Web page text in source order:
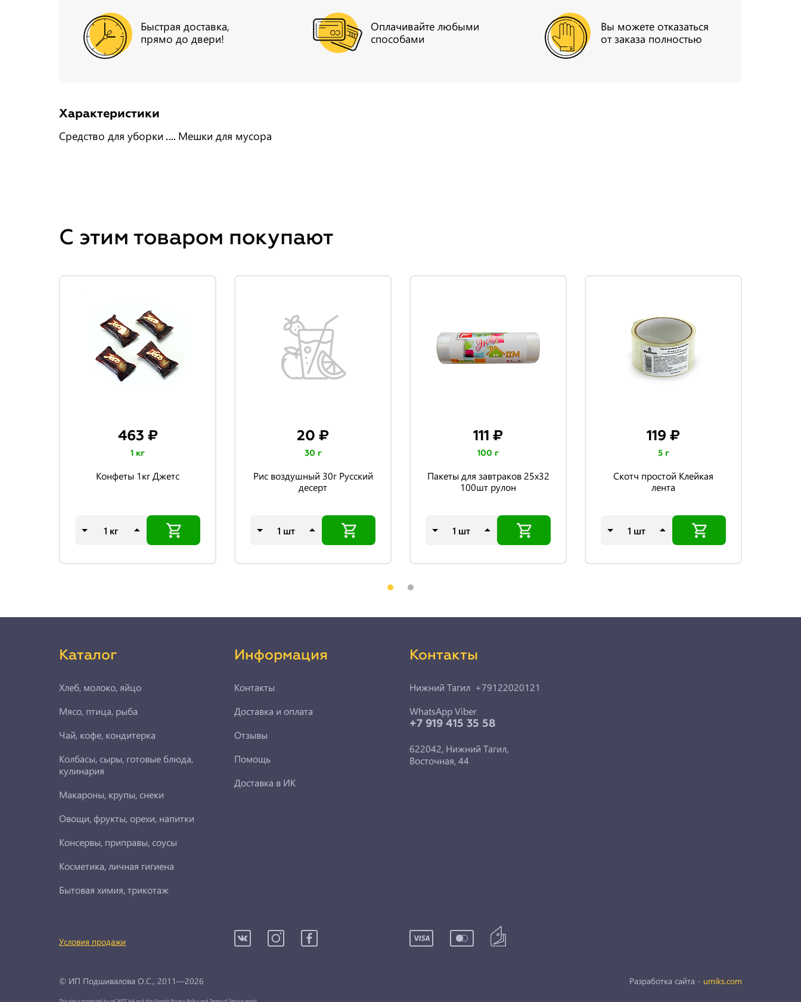
Быстрая доставка,
прямо до двери!
Оплачивайте любыми
способами
Вы можете отказаться
от заказа полностью
Характеристики
Средство для уборки Мешки для мусора
С этим товаром покупают
463 ₽
1 кг
Конфеты 1кг Джетс
кг
20 ₽
30 г
Рис воздушный 30г Русский
десерт
шт
111 ₽
100 г
Пакеты для завтраков 25х32
100шт рулон
шт
119 ₽
5 г
Скотч простой Клейкая
лента
шт
Каталог
Хлеб, молоко, яйцо
Мясо, птица, рыба
Чай, кофе, кондитерка
Колбасы, сыры, готовые блюда,
кулинария
Макароны, крупы, снеки
Овощи, фрукты, орехи, напитки
Консервы, приправы, соусы
Косметика, личная гигиена
Бытовая химия, трикотаж
Информация
Контакты
Доставка и оплата
Отзывы
Помощь
Доставка в ИК
Контакты
Нижний Тагил +79122020121
WhatsApp Viber
+7 919 415 35 58
622042, Нижний Тагил,
Восточная, 44
© ИП Подшивалова О.С., 2011—2026
Условия продажи
Разработка сайта - umiks.com
This site is protected by reCAPTCHA and the GooglePrivacy Policyand Terms of Serviceapply.